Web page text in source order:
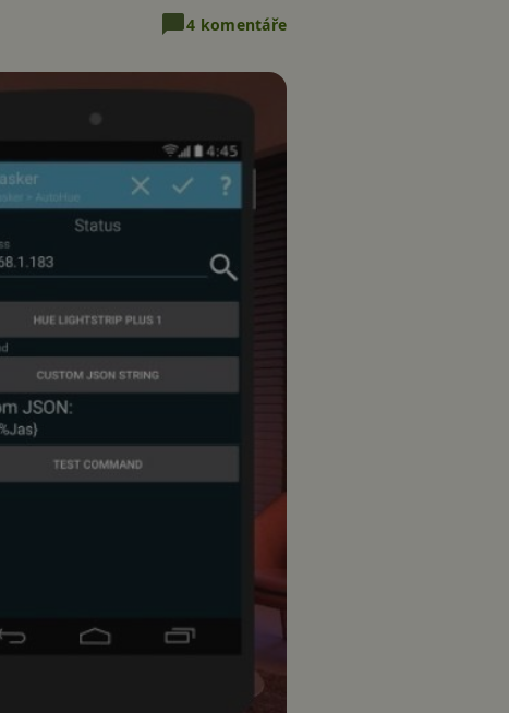
4 komentáře